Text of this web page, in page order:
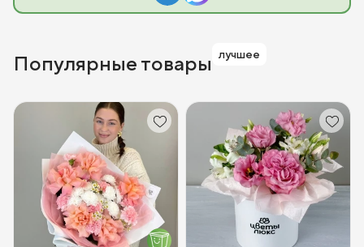
Популярные товары лучшее